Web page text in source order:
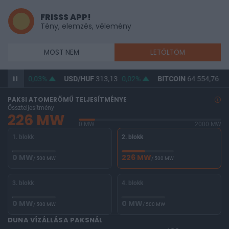
FRISSS APP!
Tény, elemzés, vélemény
MOST NEM LETÖLTÖM
361,84 0,03% USD/HUF313,13 0,02% BITCOIN 64 554,76
PAKSI ATOMERŐMŰ TELJESÍTMÉNYE
Összteljesítmény
226 MW 0 MW
2000 MW
1. blokk
0 MW/ 500 MW
2. blokk
226 MW/ 500 MW
3. blokk
0 MW/ 500 MW
4. blokk
0 MW/ 500 MW
DUNA VÍZÁLLÁSA PAKSNÁL